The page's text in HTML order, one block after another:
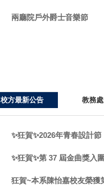
兩廳院戶外爵士音樂節
校方最新公告 教務
✨狂賀✨2026年青春設計節
✨狂賀✨第 37 屆金曲獎入圍
狂賀~本系陳怡嘉校友榮獲